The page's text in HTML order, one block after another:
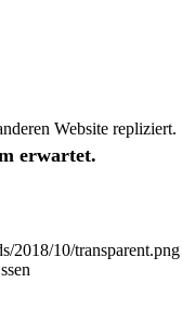
erwartet.
Website repliziert.
2018/10/transparent.png